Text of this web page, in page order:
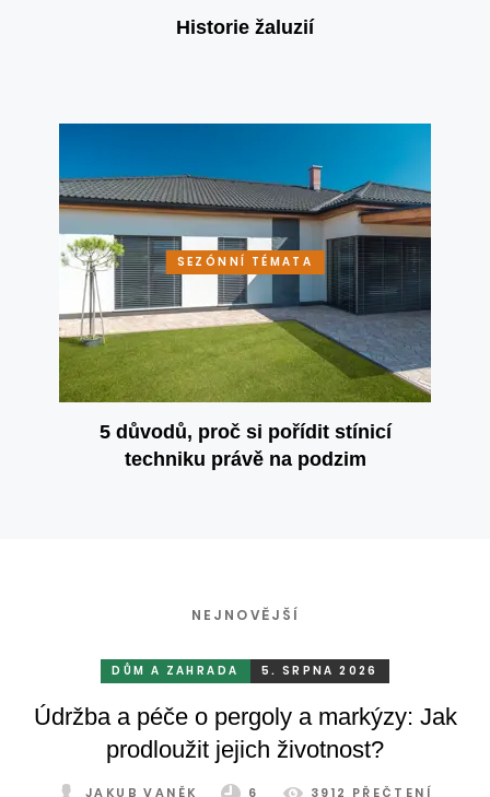
Historie žaluzií
SEZÓNNÍ TÉMATA
5 důvodů, proč si pořídit stínicí
techniku právě na podzim
NEJNOVĚJŠÍ
DŮM A ZAHRADA 5. SRPNA 2026
Údržba a péče o pergoly a markýzy: Jak
prodloužit jejich životnost?
JAKUB VANĚK 6 3912 PŘEČTENÍ